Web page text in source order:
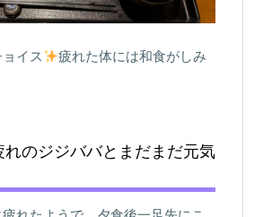
イス
疲れた体には和食がしみ
れのジジババとまだまだ元気